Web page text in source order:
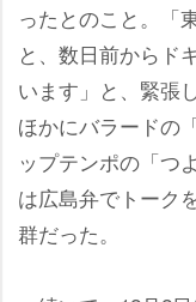
ったとのこと。「
と、数日前からド
います」と、緊張
ほかにバラードの
ップテンポの「つ
は広島弁でトーク
群だった。